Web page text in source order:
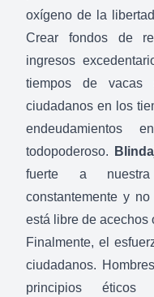
oxígeno de la
Crear fondos de
ingresos
tiempos de vacas
ciudadanos en los
todopoderoso.
fuerte a nuestra
constantemente y
está libre de acechos
Finalmente, el
ciudadanos.
principios éticos